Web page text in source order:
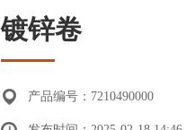
镀锌卷
产品编号：7210490000